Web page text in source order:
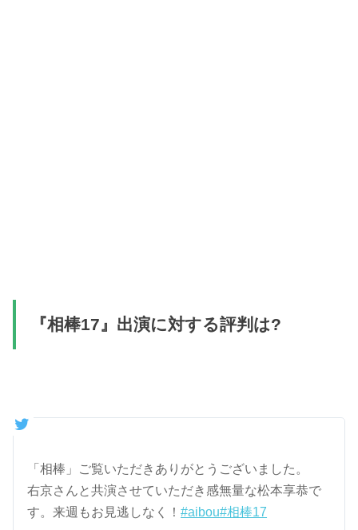
『相棒17』出演に対する評判は?
「相棒」ご覧いただきありがとうございました。
右京さんと共演させていただき感無量な松本享恭で
す。来週もお見逃しなく！#aibou#相棒17